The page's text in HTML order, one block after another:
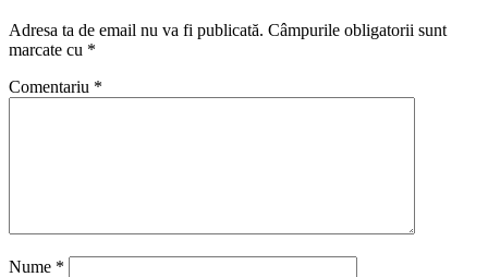
Adresa ta de email nu va fi publicată. Câmpurile obligatorii sunt
marcate cu *
Comentariu *
Nume *